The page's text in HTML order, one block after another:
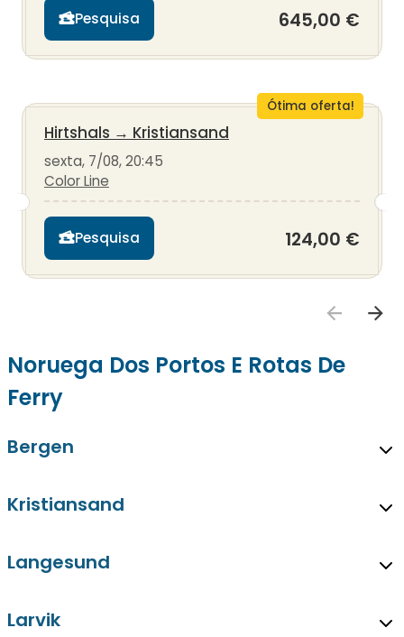
Pesquisa 645,00 €
Ótima oferta!
Hirtshals → Kristiansand
sexta, 7/08, 20:45
Color Line
Pesquisa 124,00 €
Noruega Dos Portos E Rotas De
Ferry
Bergen
Kristiansand
Langesund
Larvik